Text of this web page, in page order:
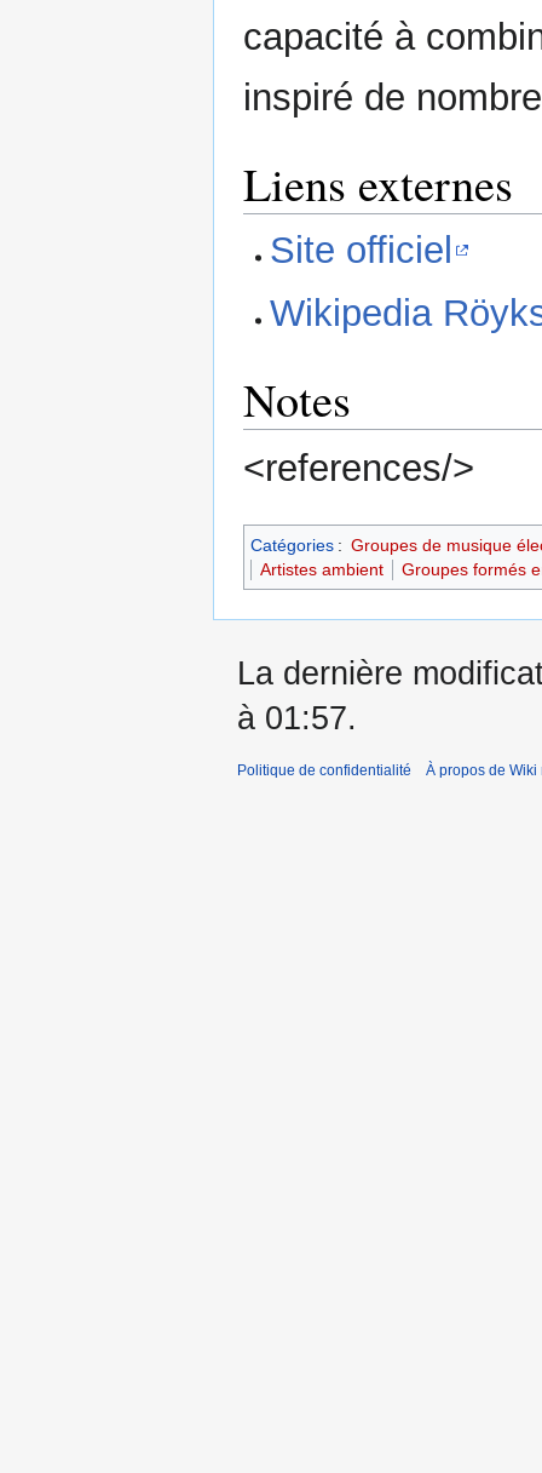
capacité à
inspiré de
Liens externes
Site officiel
Wikipedia
Notes
<references/>
Catégories : Groupes de musique
Artistes ambient
Groupes formés
La dernière
à 01:57.
Politique de confidentialité À propos de